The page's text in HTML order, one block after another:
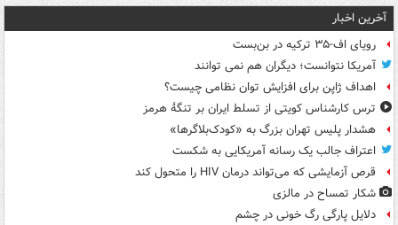
آخرین اخبار
رویای اف-۳۵ ترکیه در بن‌بست
آمریکا نتوانست؛ دیگران هم نمی توانند
اهداف ژاپن برای افزایش توان نظامی چیست؟
ترس کارشناس کویتی از تسلط ایران بر تنگۀ هرمز
هشدار پلیس تهران بزرگ به «کودک‌بلاگرها»
اعتراف جالب یک رسانه آمریکایی به شکست
قرص آزمایشی که می‌تواند درمان HIV را متحول کند
شکار تمساح در مالزی
دلایل پارگی رگ خونی در چشم